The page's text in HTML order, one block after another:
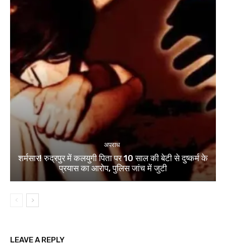
अपराध
शर्मसार! रुद्रपुर में कलयुगी पिता पर 10 साल की बेटी से दुष्कर्म के
प्रयास का आरोप, पुलिस जांच में जुटी
LEAVE A REPLY